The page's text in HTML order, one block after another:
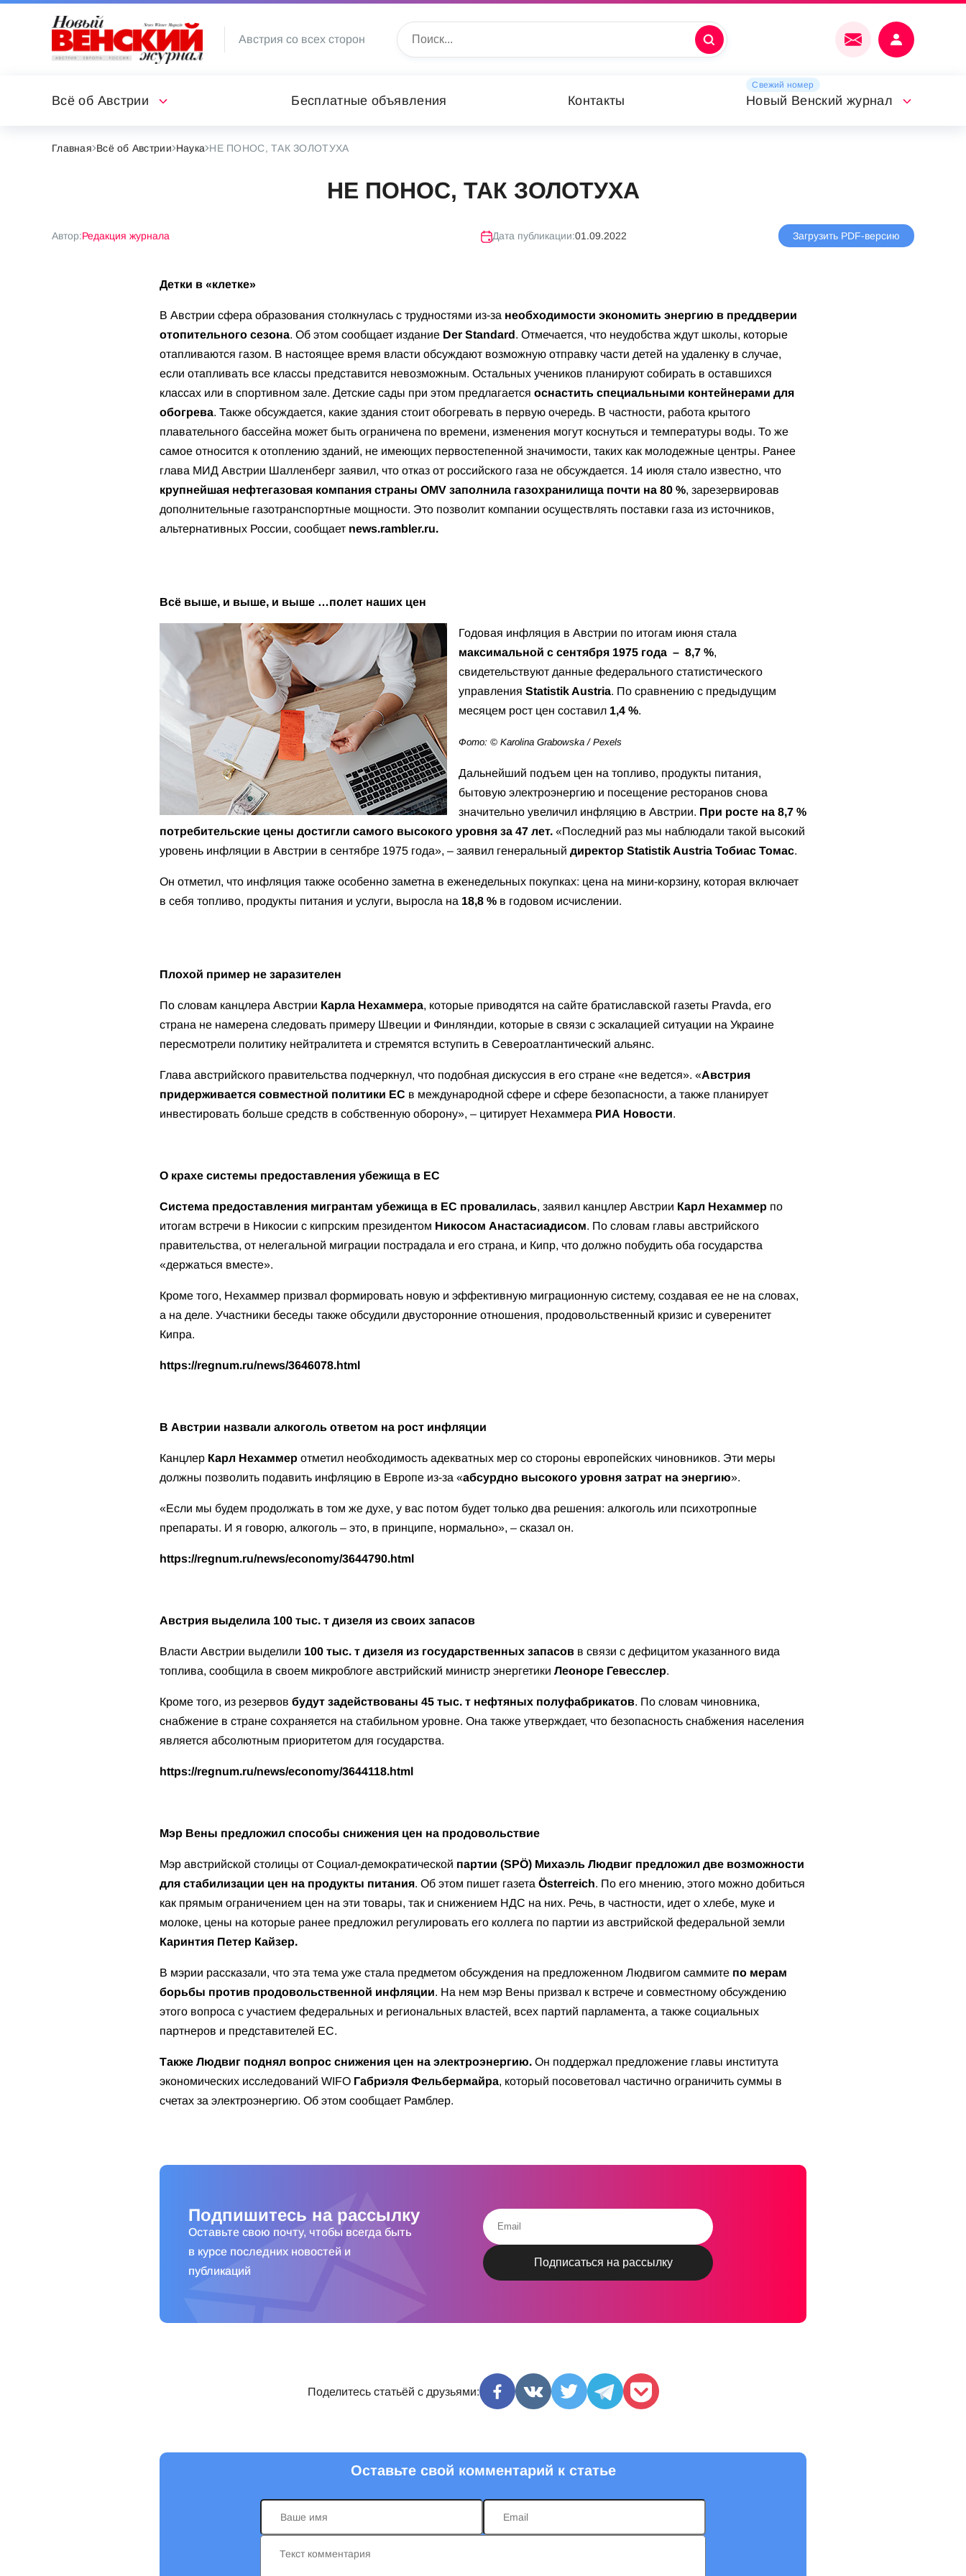
Австрия со всех сторон
Всё об Австрии Бесплатные объявления Контакты
Свежий номер
Новый Венский журнал
Главная Всё об Австрии Наука НЕ ПОНОС, ТАК ЗОЛОТУХА
НЕ ПОНОС, ТАК ЗОЛОТУХА
Автор:Редакция журнала Дата публикации:01.09.2022 Загрузить PDF-версию
Детки в «клетке»
В Австрии сфера образования столкнулась с трудностями из-за необходимости экономить энергию в преддверии
отопительного сезона. Об этом сообщает издание Der Standard. Отмечается, что неудобства ждут школы, которые
отапливаются газом. В настоящее время власти обсуждают возможную отправку части детей на удаленку в случае,
если отапливать все классы представится невозможным. Остальных учеников планируют собирать в оставшихся
классах или в спортивном зале. Детские сады при этом предлагается оснастить специальными контейнерами для
обогрева. Также обсуждается, какие здания стоит обогревать в первую очередь. В частности, работа крытого
плавательного бассейна может быть ограничена по времени, изменения могут коснуться и температуры воды. То же
самое относится к отоплению зданий, не имеющих первостепенной значимости, таких как молодежные центры. Ранее
глава МИД Австрии Шалленберг заявил, что отказ от российского газа не обсуждается. 14 июля стало известно, что
крупнейшая нефтегазовая компания страны OMV заполнила газохранилища почти на 80 %, зарезервировав
дополнительные газотранспортные мощности. Это позволит компании осуществлять поставки газа из источников,
альтернативных России, сообщает news.rambler.ru.
Всё выше, и выше, и выше …полет наших цен
Годовая инфляция в Австрии по итогам июня стала
максимальной с сентября 1975 года – 8,7 %,
свидетельствуют данные федерального статистического
управления Statistik Austria. По сравнению с предыдущим
месяцем рост цен составил 1,4 %.
Фото: © Karolina Grabowska / Pexels
Дальнейший подъем цен на топливо, продукты питания,
бытовую электроэнергию и посещение ресторанов снова
значительно увеличил инфляцию в Австрии. При росте на 8,7 %
потребительские цены достигли самого высокого уровня за 47 лет. «Последний раз мы наблюдали такой высокий
уровень инфляции в Австрии в сентябре 1975 года», – заявил генеральный директор Statistik Austria Тобиас Томас.
Он отметил, что инфляция также особенно заметна в еженедельных покупках: цена на мини-корзину, которая включает
в себя топливо, продукты питания и услуги, выросла на 18,8 % в годовом исчислении.
Плохой пример не заразителен
По словам канцлера Австрии Карла Нехаммера, которые приводятся на сайте братиславской газеты Pravda, его
страна не намерена следовать примеру Швеции и Финляндии, которые в связи с эскалацией ситуации на Украине
пересмотрели политику нейтралитета и стремятся вступить в Североатлантический альянс.
Глава австрийского правительства подчеркнул, что подобная дискуссия в его стране «не ведется». «Австрия
придерживается совместной политики ЕС в международной сфере и сфере безопасности, а также планирует
инвестировать больше средств в собственную оборону», – цитирует Нехаммера РИА Новости.
О крахе системы предоставления убежища в ЕС
Система предоставления мигрантам убежища в ЕС провалилась, заявил канцлер Австрии Карл Нехаммер по
итогам встречи в Никосии с кипрским президентом Никосом Анастасиадисом. По словам главы австрийского
правительства, от нелегальной миграции пострадала и его страна, и Кипр, что должно побудить оба государства
«держаться вместе».
Кроме того, Нехаммер призвал формировать новую и эффективную миграционную систему, создавая ее не на словах,
а на деле. Участники беседы также обсудили двусторонние отношения, продовольственный кризис и суверенитет
Кипра.
https://regnum.ru/news/3646078.html
В Австрии назвали алкоголь ответом на рост инфляции
Канцлер Карл Нехаммер отметил необходимость адекватных мер со стороны европейских чиновников. Эти меры
должны позволить подавить инфляцию в Европе из-за «абсурдно высокого уровня затрат на энергию».
«Если мы будем продолжать в том же духе, у вас потом будет только два решения: алкоголь или психотропные
препараты. И я говорю, алкоголь – это, в принципе, нормально», – сказал он.
https://regnum.ru/news/economy/3644790.html
Австрия выделила 100 тыс. т дизеля из своих запасов
Власти Австрии выделили 100 тыс. т дизеля из государственных запасов в связи с дефицитом указанного вида
топлива, сообщила в своем микроблоге австрийский министр энергетики Леоноре Гевесслер.
Кроме того, из резервов будут задействованы 45 тыс. т нефтяных полуфабрикатов. По словам чиновника,
снабжение в стране сохраняется на стабильном уровне. Она также утверждает, что безопасность снабжения населения
является абсолютным приоритетом для государства.
https://regnum.ru/news/economy/3644118.html
Мэр Вены предложил способы снижения цен на продовольствие
Мэр австрийской столицы от Социал-демократической партии (SPÖ) Михаэль Людвиг предложил две возможности
для стабилизации цен на продукты питания. Об этом пишет газета Österreich. По его мнению, этого можно добиться
как прямым ограничением цен на эти товары, так и снижением НДС на них. Речь, в частности, идет о хлебе, муке и
молоке, цены на которые ранее предложил регулировать его коллега по партии из австрийской федеральной земли
Каринтия Петер Кайзер.
В мэрии рассказали, что эта тема уже стала предметом обсуждения на предложенном Людвигом саммите по мерам
борьбы против продовольственной инфляции. На нем мэр Вены призвал к встрече и совместному обсуждению
этого вопроса с участием федеральных и региональных властей, всех партий парламента, а также социальных
партнеров и представителей ЕС.
Также Людвиг поднял вопрос снижения цен на электроэнергию. Он поддержал предложение главы института
экономических исследований WIFO Габриэля Фельбермайра, который посоветовал частично ограничить суммы в
счетах за электроэнергию. Об этом сообщает Рамблер.
Подпишитесь на рассылку
Оставьте свою почту, чтобы всегда быть
в курсе последних новостей и
публикаций
Поделитесь статьёй с друзьями:
Оставьте свой комментарий к статье